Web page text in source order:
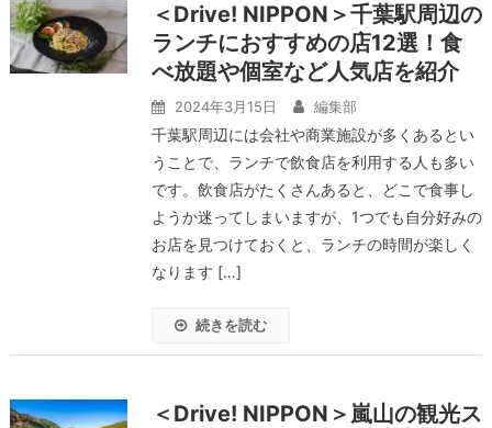
＜Drive! NIPPON＞千葉駅周辺の
ランチにおすすめの店12選！食
べ放題や個室など人気店を紹介
2024年3月15日 編集部
千葉駅周辺には会社や商業施設が多くあるとい
うことで、ランチで飲食店を利用する人も多い
です。飲食店がたくさんあると、どこで食事し
ようか迷ってしまいますが、1つでも自分好みの
お店を見つけておくと、ランチの時間が楽しく
なります […]
続きを読む
＜Drive! NIPPON＞嵐山の観光ス